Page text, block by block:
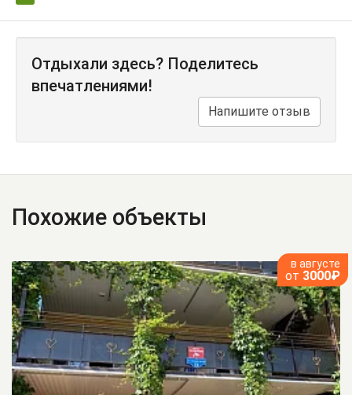
Отдыхали здесь? Поделитесь
впечатлениями!
Напишите отзыв
Похожие объекты
в августе
от 3000₽